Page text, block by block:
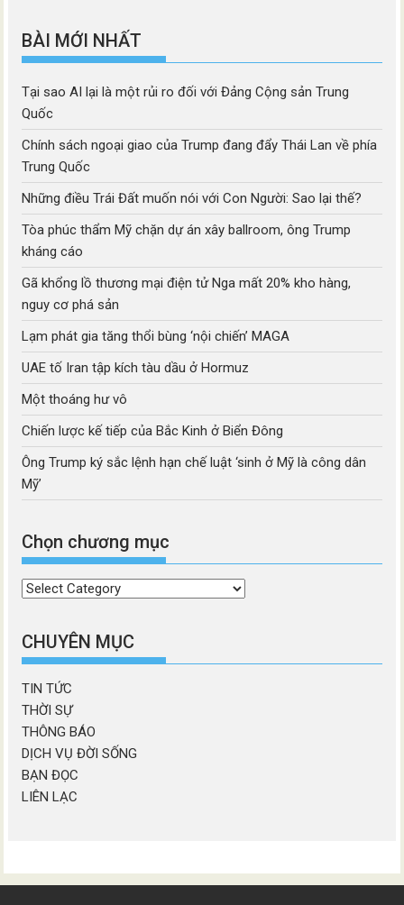
BÀI MỚI NHẤT
Tại sao AI lại là một rủi ro đối với Đảng Cộng sản Trung
Quốc
Chính sách ngoại giao của Trump đang đẩy Thái Lan về phía
Trung Quốc
Những điều Trái Đất muốn nói với Con Người: Sao lại thế?
Tòa phúc thẩm Mỹ chặn dự án xây ballroom, ông Trump
kháng cáo
Gã khổng lồ thương mại điện tử Nga mất 20% kho hàng,
nguy cơ phá sản
Lạm phát gia tăng thổi bùng ‘nội chiến’ MAGA
UAE tố Iran tập kích tàu dầu ở Hormuz
Một thoáng hư vô
Chiến lược kế tiếp của Bắc Kinh ở Biển Đông
Ông Trump ký sắc lệnh hạn chế luật ‘sinh ở Mỹ là công dân
Mỹ’
Chọn chương mục
Chọn
mục
CHUYÊN MỤC
TIN TỨC
THỜI SỰ
THÔNG BÁO
DỊCH VỤ ĐỜI SỐNG
BẠN ĐỌC
LIÊN LẠC